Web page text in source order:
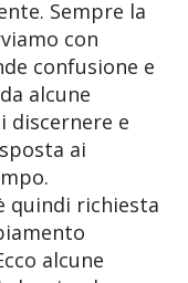
Sempre la
con
confusione e
alcune
discernere e
ai
quindi richiesta
alcune